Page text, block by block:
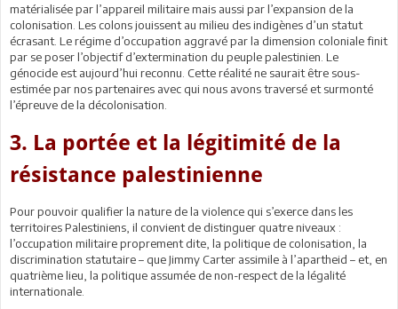
matérialisée par l’appareil militaire mais aussi par l’expansion de la
colonisation. Les colons jouissent au milieu des indigènes d’un statut
écrasant. Le régime d’occupation aggravé par la dimension coloniale finit
par se poser l’objectif d’extermination du peuple palestinien. Le
génocide est aujourd’hui reconnu. Cette réalité ne saurait être sous-
estimée par nos partenaires avec qui nous avons traversé et surmonté
l’épreuve de la décolonisation.
3. La portée et la légitimité de la
résistance palestinienne
Pour pouvoir qualifier la nature de la violence qui s’exerce dans les
territoires Palestiniens, il convient de distinguer quatre niveaux :
l’occupation militaire proprement dite, la politique de colonisation, la
discrimination statutaire – que Jimmy Carter assimile à l’apartheid – et, en
quatrième lieu, la politique assumée de non-respect de la légalité
internationale.